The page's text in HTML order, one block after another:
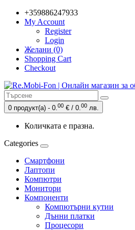
+359886247933
My Account
Register
Login
Желани (0)
Shopping Cart
Checkout
0 продукт(а) - 0.00 € / 0.00 лв.
Количката е празна.
Categories
Смартфони
Лаптопи
Компютри
Монитори
Компоненти
Компютърни кутии
Дънни платки
Процесори